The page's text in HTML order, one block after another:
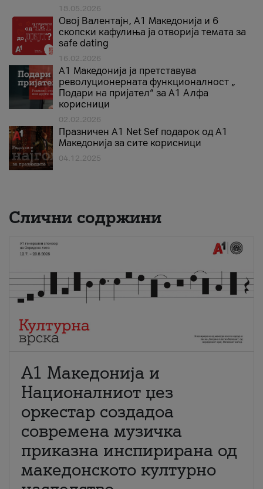
18.05.2026
Овој Валентајн, A1 Македонија и 6
скопски кафулиња ја отворија темата за
safe dating
16.02.2026
А1 Македонија ја претставува
револуционерната функционалност „
Подари на пријател“ за А1 Алфа
корисници
02.02.2026
Празничен A1 Net Sеf подарок од А1
Македонија за сите корисници
04.12.2025
Слични содржини
А1 Македонија и
Националниот џез
оркестар создадоа
современа музичка
приказна инспирирана од
македонското културно